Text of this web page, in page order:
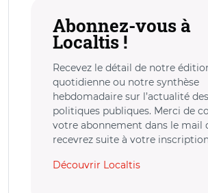
Abonnez-vous à
Localtis !
Recevez le détail de notre
quotidienne ou notre synthèse
hebdomadaire sur l’actualité des
politiques publiques. Merci de
votre abonnement dans le mail
recevrez suite à votre
Découvrir Localtis